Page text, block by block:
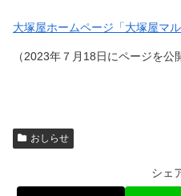
大塚屋ホームページ「大塚屋マ
（2023年７月18日にページを公
おしらせ
シェ